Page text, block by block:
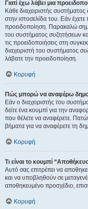
Γιατί έχω λάβει μια
Κάθε διαχειριστής
στην ιστοσελίδα του. Εάν
προειδοποίηση. Παρακαλώ
του συστήματος συζητήσεων
τις προειδοποιήσεις στη
διαχειριστή του συστήματος
λάβατε την προειδοποίηση.
Κορυφή
Πώς μπορώ να αναφέρω
Εάν ο διαχειριστής του
δείτε ένα κουμπί για την
που θέλετε να αναφέρετε.
βήματα για να αναφέρετε τη
Κορυφή
Τι είναι το κουμπί
Αυτό σας επιτρέπει να
και να υποβληθούν σε
αποθηκευμένο προσχέδιο,
Κορυφή